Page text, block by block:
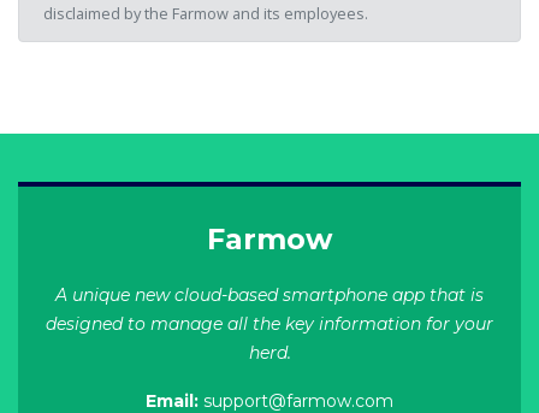
disclaimed by the Farmow and its employees.
Farmow
A unique new cloud-based smartphone app that is
designed to manage all the key information for your
herd.
Email: support@farmow.com